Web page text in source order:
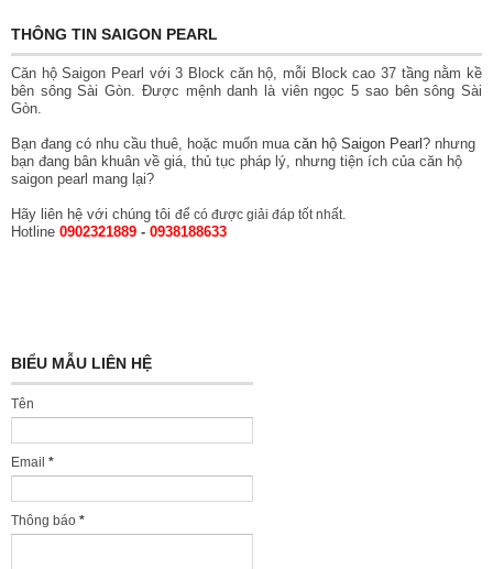
THÔNG TIN SAIGON PEARL
Căn hộ Saigon Pearl với 3 Block căn hộ, mỗi Block cao 37 tầng nằm kề
bên sông Sài Gòn. Được mệnh danh là viên ngọc 5 sao bên sông Sài
Gòn.
Bạn đang có nhu cầu thuê, hoặc muốn mua căn hộ Saigon Pearl ? nhưng
bạn đang bân khuân về giá, thủ tục pháp lý, nhưng tiện ích của căn hộ
saigon pearl mang lại?
Hãy liên hệ với chúng tôi để có được giải đáp tốt nhất.
Hotline 0902321889 - 0938188633
BIỂU MẪU LIÊN HỆ
Tên
Email *
Thông báo *